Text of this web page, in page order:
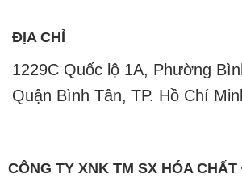
ĐỊA CHỈ
1229C Quốc lộ 1A, Phường
Quận Bình Tân, TP. Hồ Chí
CÔNG TY XNK TM SX HÓA